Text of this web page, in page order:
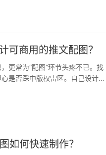
可商用的推文配图？
更常为“配图”环节头疼不已。找
是否踩中版权雷区。自己设计？
如何快速制作？